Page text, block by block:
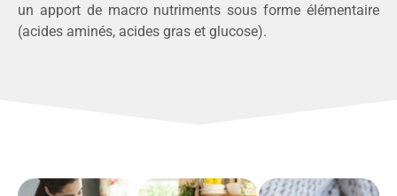
un apport de macro nutriments sous forme élémentaire
(acides aminés, acides gras et glucose).